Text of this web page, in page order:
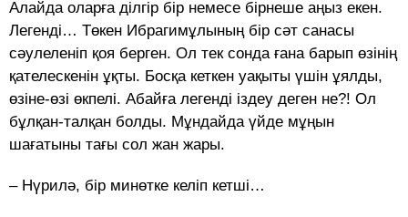
Алайда оларға ділгір бір немесе бірнеше аңыз екен.
Легенді… Төкен Ибрагимұлының бір сәт санасы
сәулеленіп қоя берген. Ол тек сонда ғана барып өзінің
қателескенін ұқты. Босқа кеткен уақыты үшін ұялды,
өзіне-өзі өкпелі. Абайға легенді іздеу деген не?! Ол
бұлқан-талқан болды. Мұндайда үйде мұңын
шағатыны тағы сол жан жары.
– Нүрилә, бір минөтке келіп кетші…